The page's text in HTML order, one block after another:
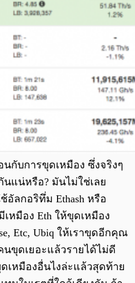
กับการขุดเหมือง ซึ่งจริงๆ
นแน่หรือ? มันไม่ใช่เลย
ลกอริทึ่ม Ethash หรือ
เหมือง Eth ให้ขุดเหมือง
Etc, Ubiq ให้เราขุดอีกคุณ
ขุดเยอะแล้วรายได้ไม่ดี
เหมืองอื่นไงล่ะแล้วสุดท้าย